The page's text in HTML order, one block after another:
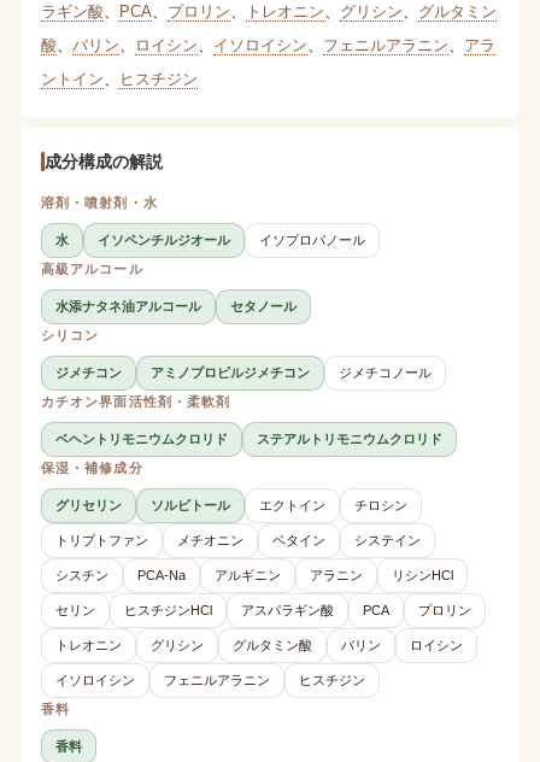
ラギン酸
PCA プロリン トレオニン グリシン
グルタミン
酸
バリン ロイシン イソロイシン フェニルアラニン
アラ
ントイン
ヒスチジン
成分構成の解説
溶剤・噴射剤・水
水 イソペンチルジオール
イソプロパノール
高級アルコール
水添ナタネ油アルコール
セタノール
シリコン
ジメチコン アミノプロピルジメチコン
ジメチコノール
カチオン界面活性剤・柔軟剤
ベヘントリモニウムクロリド
ステアルトリモニウムクロリド
保湿・補修成分
グリセリン ソルビトール エクトイン チロシン
トリプトファン メチオニン ベタイン システイン
シスチン PCA-Na アルギニン アラニン リシンHCl
セリン ヒスチジンHCl アスパラギン酸 PCA プロリン
トレオニン グリシン グルタミン酸 バリン ロイシン
イソロイシン フェニルアラニン
ヒスチジン
香料
香料